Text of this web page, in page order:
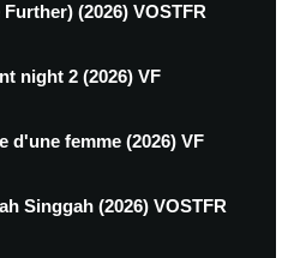
(2026) VOSTFR
night 2 (2026) VF
d'une femme (2026) VF
Singgah (2026) VOSTFR